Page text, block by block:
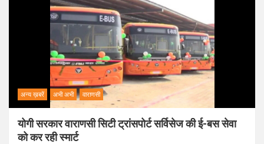
अन्य ख़बरें अभी अभी वाराणसी
योगी सरकार वाराणसी सिटी ट्रांसपोर्ट सर्विसेज की ई-बस सेवा
को कर रही स्मार्ट